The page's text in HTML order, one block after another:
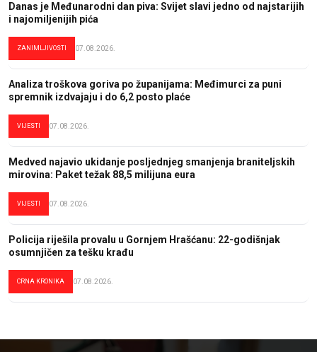
Danas je Međunarodni dan piva: Svijet slavi jedno od najstarijih
i najomiljenijih pića
ZANIMLJIVOSTI 07.08.2026.
Analiza troškova goriva po županijama: Međimurci za puni
spremnik izdvajaju i do 6,2 posto plaće
VIJESTI 07.08.2026.
Medved najavio ukidanje posljednjeg smanjenja braniteljskih
mirovina: Paket težak 88,5 milijuna eura
VIJESTI 07.08.2026.
Policija riješila provalu u Gornjem Hrašćanu: 22-godišnjak
osumnjičen za tešku krađu
CRNA KRONIKA 07.08.2026.